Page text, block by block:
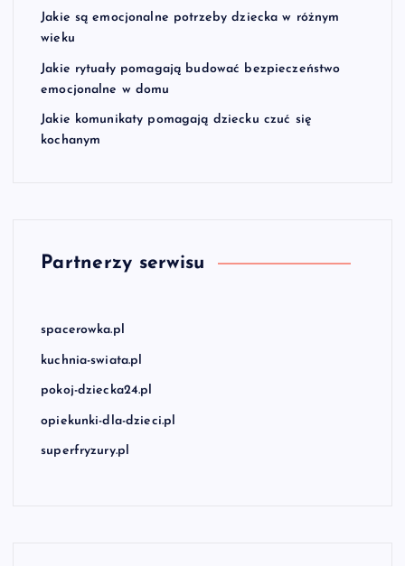
Jakie są emocjonalne potrzeby dziecka w różnym
wieku
Jakie rytuały pomagają budować bezpieczeństwo
emocjonalne w domu
Jakie komunikaty pomagają dziecku czuć się
kochanym
Partnerzy serwisu
spacerowka.pl
kuchnia-swiata.pl
pokoj-dziecka24.pl
opiekunki-dla-dzieci.pl
superfryzury.pl